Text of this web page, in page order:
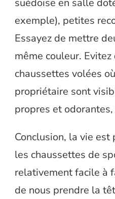
suédoise en salle
exemple), petites
Essayez de mettre
même couleur.
chaussettes volées
propriétaire sont
propres et odorantes,
Conclusion, la vie
les chaussettes de
relativement facile à
de nous prendre la